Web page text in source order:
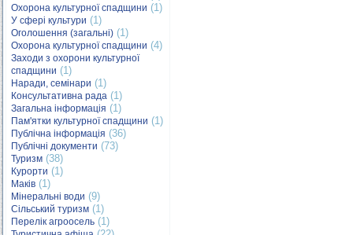
Охорона культурної спадщини (1)
У сфері культури (1)
Оголошення (загальні) (1)
Охорона культурної спадщини (4)
Заходи з охорони культурної
спадщини (1)
Наради, семінари (1)
Консультативна рада (1)
Загальна інформація (1)
Пам'ятки культурної спадщини (1)
Публічна інформація (36)
Публічні документи (73)
Туризм (38)
Курорти (1)
Маків (1)
Мінеральні води (9)
Сільський туризм (1)
Перелік агроосель (1)